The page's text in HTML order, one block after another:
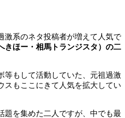
激系のネタ投稿者が増えて人気で
きほー・相馬トランジスタ）の二
等もして活動していた、元祖過激
スもここにきて人気を拡大してい
題を集めた二人ですが、中でも最